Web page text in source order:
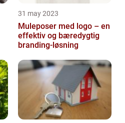
31 may 2023
Muleposer med logo – en
effektiv og bæredygtig
branding-løsning